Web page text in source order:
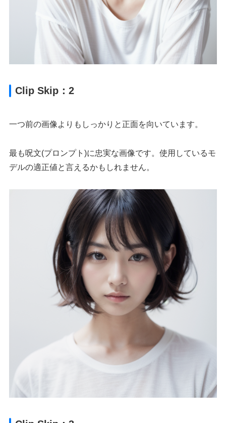
Clip Skip：2
一つ前の画像よりもしっかりと正面を向いています。
最も呪文(プロンプト)に忠実な画像です。使用しているモ
デルの適正値と言えるかもしれません。